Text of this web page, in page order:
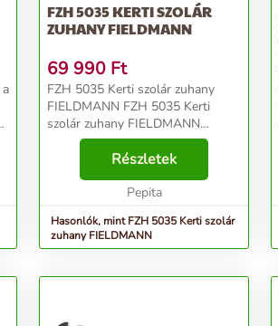
FZH 5035 KERTI SZOLÁR
ZUHANY FIELDMANN
69 990 Ft
FZH 5035 Kerti szolár zuhany
FIELDMANN FZH 5035 Kerti
szolár zuhany FIELDMANN
SOLÁRNÍ SPRCHA...
Részletek
Pepita
Hasonlók, mint FZH 5035 Kerti szolár
zuhany FIELDMANN